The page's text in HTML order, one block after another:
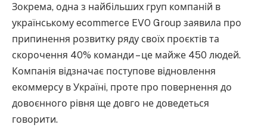
Зокрема, одна з найбільших груп компаній в
українському ecommerce EVO Group заявила про
припинення розвитку ряду своїх проєктів та
скорочення 40% команди – це майже 450 людей.
Компанія відзначає поступове відновлення
екоммерсу в Україні, проте про повернення до
довоєнного рівня ще довго не доведеться
говорити.